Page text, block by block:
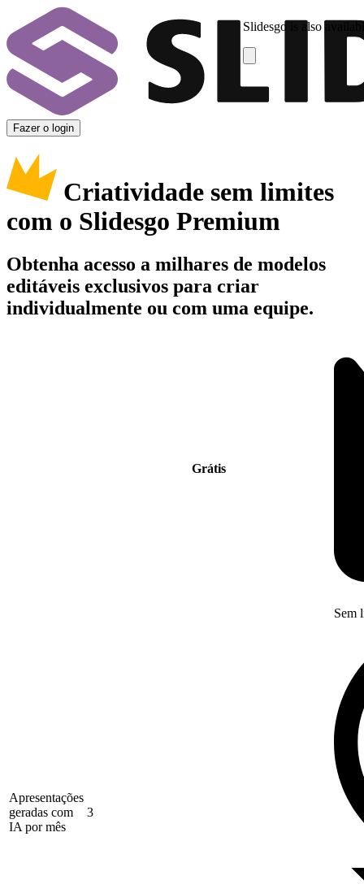
Slidesgo is also
Fazer o login
Criatividade sem limites
com o Slidesgo Premium
Obtenha acesso a milhares de modelos
editáveis exclusivos para criar
individualmente ou com uma equipe.
Grátis
Apresentações
geradas com
IA por mês
3
Sem